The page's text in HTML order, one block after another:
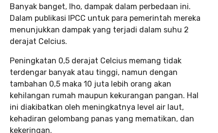
Banyak banget, lho, dampak dalam perbedaan ini.
Dalam publikasi IPCC untuk para pemerintah mereka
menunjukkan dampak yang terjadi dalam suhu 2
derajat Celcius.
Peningkatan 0,5 derajat Celcius memang tidak
terdengar banyak atau tinggi, namun dengan
tambahan 0,5 maka 10 juta lebih orang akan
kehilangan rumah maupun kekurangan pangan. Hal
ini diakibatkan oleh meningkatnya level air laut,
kehadiran gelombang panas yang mematikan, dan
kekeringan.